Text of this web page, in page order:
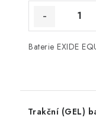
Baterie EXIDE
Trakční (GEL)